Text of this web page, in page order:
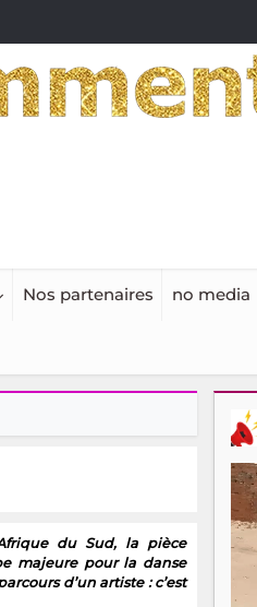
Nos partenaires no media
du Sud, la pièce
majeure pour la danse
d’un artiste : c’est